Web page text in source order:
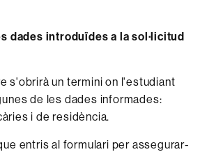
dades introduïdes a la sol·licitud
s'obrirà un termini on l'estudiant
de les dades informades:
i de residència.
entris al formulari per assegurar-